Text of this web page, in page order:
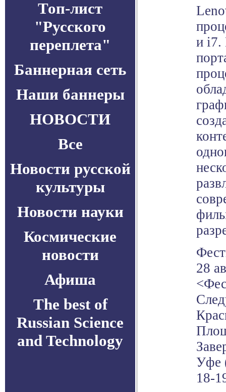
Топ-лист
"Русского
переплета"
Баннерная сеть
Наши баннеры
НОВОСТИ
Все
Новости русской
культуры
Новости науки
Космические
новости
Афиша
The best of
Russian Science
and Technology
и i7.
28
Уфе
18-